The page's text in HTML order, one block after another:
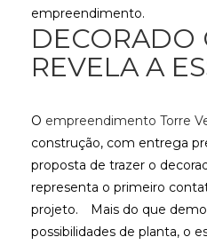
empreendimento.
DECORADO
REVELA A
O empreendimento Torre
construção, com entrega
proposta de trazer o
representa o primeiro
projeto.
Mais do que
possibilidades de planta, o